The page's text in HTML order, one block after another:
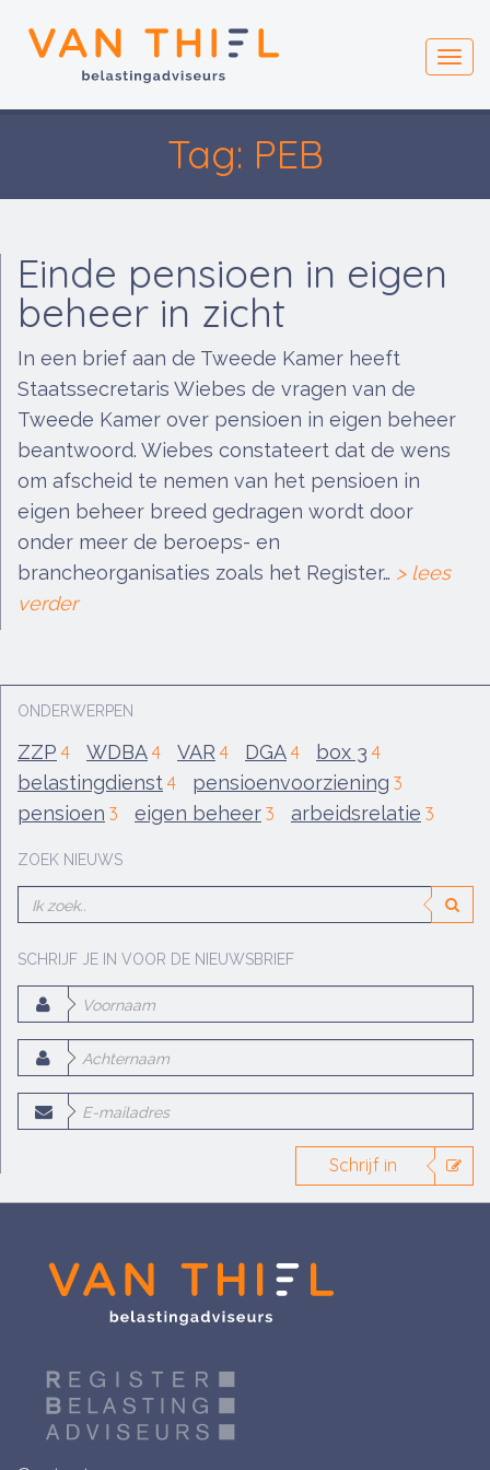
Tag: PEB
Einde pensioen in eigen
beheer in zicht
In een brief aan de Tweede Kamer heeft
Staatssecretaris Wiebes de vragen van de
Tweede Kamer over pensioen in eigen beheer
beantwoord. Wiebes constateert dat de wens
om afscheid te nemen van het pensioen in
eigen beheer breed gedragen wordt door
onder meer de beroeps- en
brancheorganisaties zoals het Register… > lees
verder
ONDERWERPEN
ZZP 4 WDBA 4 VAR 4 DGA 4 box 3 4
belastingdienst 4 pensioenvoorziening 3
pensioen 3 eigen beheer 3 arbeidsrelatie 3
ZOEK NIEUWS
SCHRIJF JE IN VOOR DE NIEUWSBRIEF
Schrijf in